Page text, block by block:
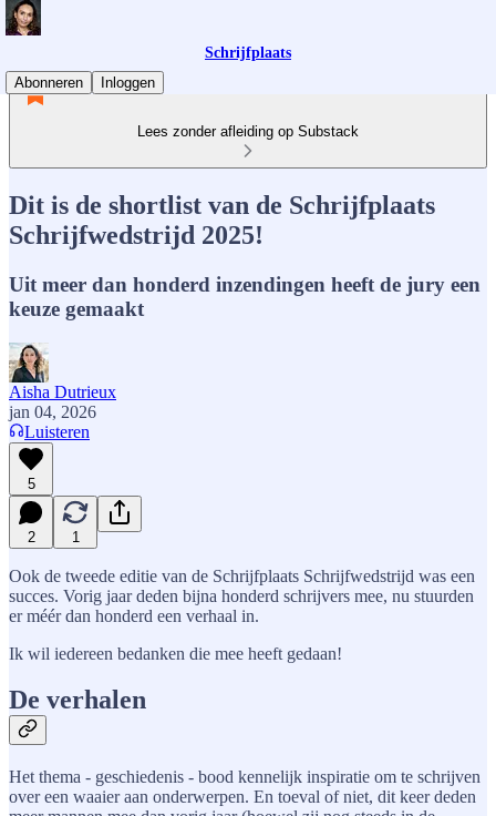
Schrijfplaats
Abonneren
Inloggen
Lees zonder afleiding op Substack
Dit is de shortlist van de Schrijfplaats
Schrijfwedstrijd 2025!
Uit meer dan honderd inzendingen heeft de jury een
keuze gemaakt
Aisha Dutrieux
jan 04, 2026
Luisteren
5
2 1
Ook de tweede editie van de Schrijfplaats Schrijfwedstrijd was een
succes. Vorig jaar deden bijna honderd schrijvers mee, nu stuurden
er méér dan honderd een verhaal in.
Ik wil iedereen bedanken die mee heeft gedaan!
De verhalen
Het thema - geschiedenis - bood kennelijk inspiratie om te schrijven
over een waaier aan onderwerpen. En toeval of niet, dit keer deden